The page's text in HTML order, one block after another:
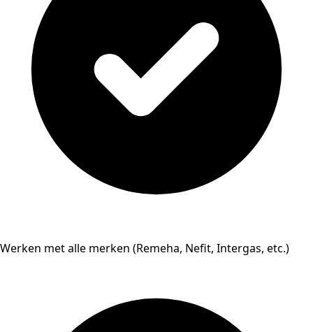
Werken met alle merken (Remeha, Nefit, Intergas, etc.)